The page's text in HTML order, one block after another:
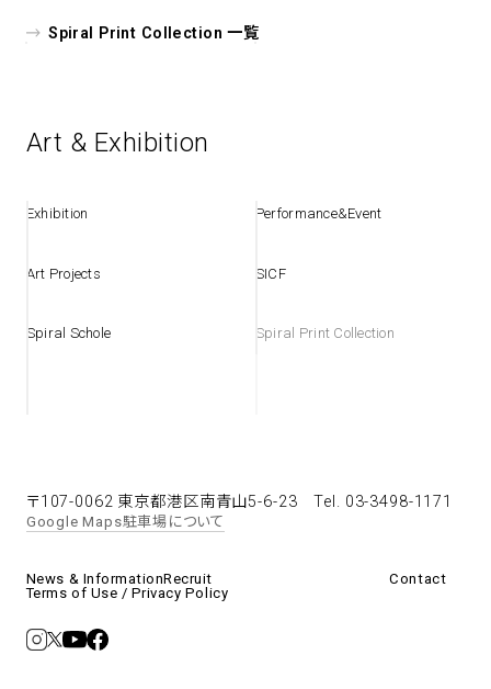
Spiral Print Collection 一覧
Art & Exhibition
Exhibition Performance&Event
Art Projects SICF
Spiral Schole Spiral Print Collection
〒107-0062 東京都港区南青山5-6-23Tel. 03-3498-1171
Google Maps駐車場について
News & InformationRecruit
Contact
Terms of Use / Privacy Policy